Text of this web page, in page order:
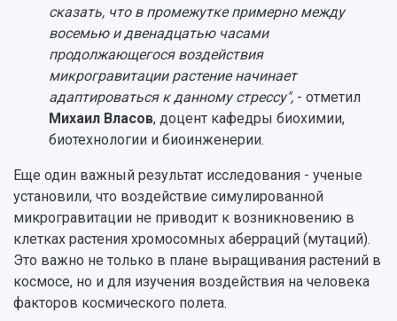
сказать, что в промежутке примерно между
восемью и двенадцатью часами
продолжающегося воздействия
микрогравитации растение начинает
адаптироваться к данному стрессу", - отметил
Михаил Власов, доцент кафедры биохимии,
биотехнологии и биоинженерии.
Еще один важный результат исследования - ученые
установили, что воздействие симулированной
микрогравитации не приводит к возникновению в
клетках растения хромосомных аберраций (мутаций).
Это важно не только в плане выращивания растений в
космосе, но и для изучения воздействия на человека
факторов космического полета.